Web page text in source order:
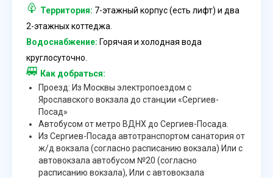
Территория: 7-этажный корпус (есть лифт) и два
2-этажных коттеджа.
Водоснабжение: Горячая и холодная вода
круглосуточно.
Как добраться:
Проезд: Из Москвы электропоездом с
Ярославского вокзала до станции «Сергиев-
Посад»
Автобусом от метро ВДНХ до Сергиев-Посада.
Из Сергиев-Посада автотранспортом санатория от
ж/д вокзала (согласно расписанию вокзала) Или с
автовокзала автобусом №20 (согласно
расписанию вокзала), Или с автовокзала